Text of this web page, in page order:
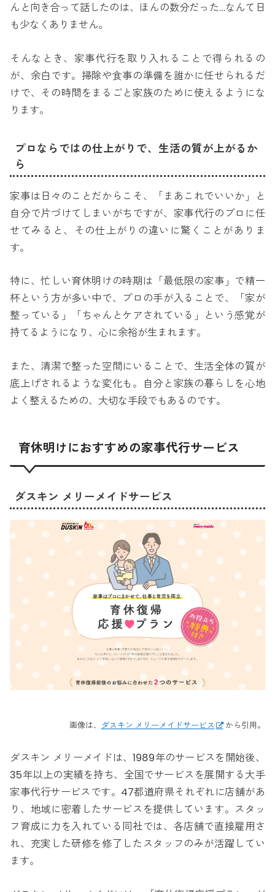
んと向き合って話したのは、ほんの数分だった…なんて日
も少なくありません。
そんなとき、家事代行を取り入れることで得られるの
が、余白です。掃除や食事の準備を誰かに任せられるだ
けで、その時間をまるごと家族のために使えるようにな
ります。
プロならではの仕上がりで、生活の質が上がるか
ら
家事は日々のことだからこそ、「まあこれでいいか」と
自分で片づけてしまいがちですが、家事代行のプロに任
せてみると、その仕上がりの違いに驚くことがありま
す。
特に、忙しい育休明けの時期は「最低限の家事」で精一
杯という方が多い中で、プロの手が入ることで、「家が
整っている」「ちゃんとケアされている」という感覚が
持てるようになり、心に余裕が生まれます。
また、清潔で整った空間にいることで、生活全体の質が
底上げされるような変化も。自分と家族の暮らしを心地
よく整えるための、大切な手段でもあるのです。
育休明けにおすすめの家事代行サービス
ダスキン メリーメイドサービス
画像は、 ダスキン メリーメイドサービス から引用。
ダスキン メリーメイドは、1989年のサービスを開始後、
35年以上の実績を持ち、全国でサービスを展開する大手
家事代行サービスです。47都道府県それぞれに店舗があ
り、地域に密着したサービスを提供しています。スタッ
フ育成に力を入れている同社では、各店舗で直接雇用さ
れ、充実した研修を修了したスタッフのみが活躍してい
ます。